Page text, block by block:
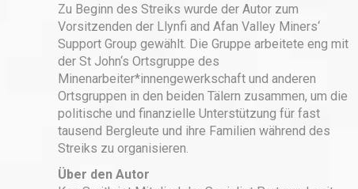
Zu Beginn des Streiks wurde der Autor zum
Vorsitzenden der Llynfi and Afan Valley Miners‘
Support Group gewählt. Die Gruppe arbeitete eng mit
der St John‘s Ortsgruppe des
Minenarbeiter*innengewerkschaft und anderen
Ortsgruppen in den beiden Tälern zusammen, um die
politische und finanzielle Unterstützung für fast
tausend Bergleute und ihre Familien während des
Streiks zu organisieren.
Über den Autor